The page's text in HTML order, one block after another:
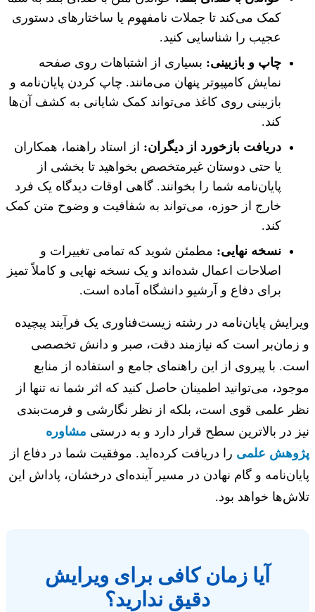
کمک می‌کند تا جملات نامفهوم یا ساختارهای دستوری
عجیب را شناسایی کنید.
چاپ و بازبینی:بسیاری از اشتباهات روی صفحه
نمایش کامپیوتر پنهان می‌مانند. چاپ کردن پایان‌نامه و
بازبینی روی کاغذ می‌تواند کمک شایانی به کشف آن‌ها
کند.
دریافت بازخورد از دیگران: از استاد راهنما، همکاران
یا حتی دوستان غیرمتخصص بخواهید تا بخشی از
پایان‌نامه شما را بخوانند. گاهی اوقات دیدگاه یک فرد
خارج از حوزه، می‌تواند به شفافیت و وضوح متن کمک
کند.
نسخه نهایی:مطمئن شوید که تمامی تغییرات و
اصلاحات اعمال شده‌اند و یک نسخه نهایی و کاملاً تمیز
برای دفاع و آرشیو دانشگاه آماده است.
پایان‌نامه در رشته زیست‌فناوری یک فرآیند پیچیده
است که نیازمند دقت، صبر و دانش تخصصی
با پیروی از این راهنمای جامع و استفاده از منابع
می‌توانید اطمینان حاصل کنید که اثر شما نه تنها از
علمی قوی است، بلکه از نظر نگارشی و فرمت‌بندی
در بالاترین سطح قرار دارد و به درستیمشاوره
علمیرا دریافت کرده‌اید. موفقیت شما در دفاع از
و گام نهادن در مسیر آینده‌ای درخشان، پاداش این
خواهد بود.
آیا زمان کافی برای ویرایش
دقیق ندارید؟